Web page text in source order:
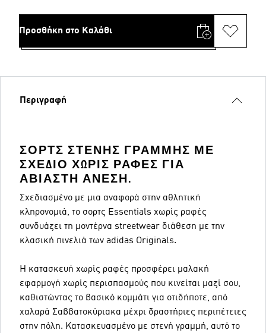
Προσθήκη στο Καλάθι
Περιγραφή
ΣΟΡΤΣ ΣΤΕΝΉΣ ΓΡΑΜΜΉΣ ΜΕ
ΣΧΈΔΙΟ ΧΩΡΊΣ ΡΑΦΈΣ ΓΙΑ
ΑΒΊΑΣΤΗ ΆΝΕΣΗ.
Σχεδιασμένο με μια αναφορά στην αθλητική
κληρονομιά, το σορτς Essentials χωρίς ραφές
συνδυάζει τη μοντέρνα streetwear διάθεση με την
κλασική πινελιά των adidas Originals.
Η κατασκευή χωρίς ραφές προσφέρει μαλακή
εφαρμογή χωρίς περισπασμούς που κινείται μαζί σου,
καθιστώντας το βασικό κομμάτι για οτιδήποτε, από
χαλαρά Σαββατοκύριακα μέχρι δραστήριες περιπέτειες
στην πόλη. Κατασκευασμένο με στενή γραμμή, αυτό το